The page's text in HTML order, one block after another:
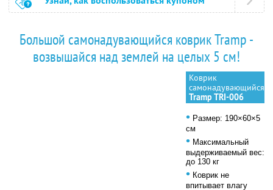
Большой самонадувающийся коврик Tramp -
возвышайся над землей на целых 5 см!
Коврик
самонадувающийся
Tramp TRI-006
• Размер: 190×60×5
см
• Максимальный
выдерживаемый вес:
до 130 кг
• Коврик не
впитывает влагу